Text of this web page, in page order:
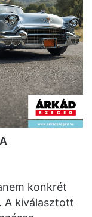
konkrét
A kiválasztott